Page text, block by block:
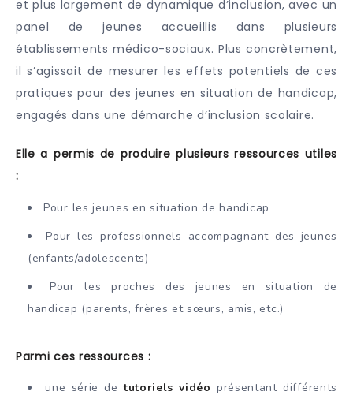
et plus largement de dynamique d’inclusion, avec un
panel de jeunes accueillis dans plusieurs
établissements médico-sociaux. Plus concrètement,
il s’agissait de mesurer les effets potentiels de ces
pratiques pour des jeunes en situation de handicap,
engagés dans une démarche d’inclusion scolaire.
Elle a permis de produire plusieurs ressources utiles
:
Pour les jeunes en situation de handicap
Pour les professionnels accompagnant des jeunes
(enfants/adolescents)
Pour les proches des jeunes en situation de
handicap (parents, frères et sœurs, amis, etc.)
Parmi ces ressources :
une série detutoriels vidéo présentant différents